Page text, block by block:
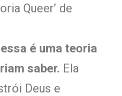
Queer’ de
é uma teoria
saber. Ela
Deus e